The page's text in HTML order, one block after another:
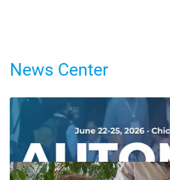
News Center
Trainings